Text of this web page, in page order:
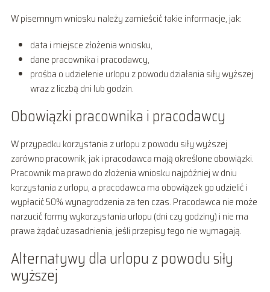
W pisemnym wniosku należy zamieścić takie informacje, jak:
data i miejsce złożenia wniosku,
dane pracownika i pracodawcy,
prośba o udzielenie urlopu z powodu działania siły wyższej
wraz z liczbą dni lub godzin.
Obowiązki pracownika i pracodawcy
W przypadku korzystania z urlopu z powodu siły wyższej
zarówno pracownik, jak i pracodawca mają określone obowiązki.
Pracownik ma prawo do złożenia wniosku najpóźniej w dniu
korzystania z urlopu, a pracodawca ma obowiązek go udzielić i
wypłacić 50% wynagrodzenia za ten czas. Pracodawca nie może
narzucić formy wykorzystania urlopu (dni czy godziny) i nie ma
prawa żądać uzasadnienia, jeśli przepisy tego nie wymagają.
Alternatywy dla urlopu z powodu siły
wyższej